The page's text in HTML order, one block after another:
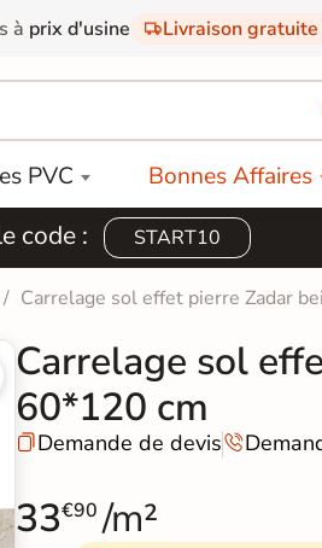
à prix d'usine Livraison
PVC Bonnes Affaires
code : START10
Carrelage sol effet pierre Zadar
Carrelage sol
60*120 cm
Demande de devis
33€90 /m²